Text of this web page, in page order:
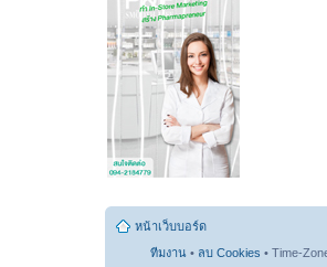
หน้าเว็บบอร์ด
ทีมงาน • ลบ Cookies • Time-